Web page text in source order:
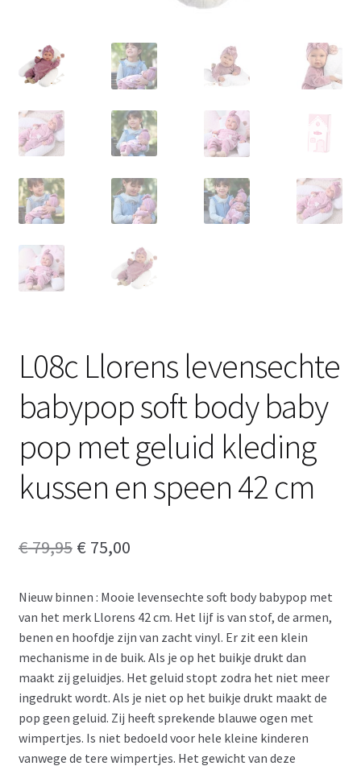
L08c Llorens levensechte
babypop soft body baby
pop met geluid kleding
kussen en speen 42 cm
€79,95 Oorspronkelijke
was:
€ 79,95.
€ 75,00Huidige
is:
€ 75,00.
Nieuw binnen : Mooie levensechte soft body babypop met
van het merk Llorens 42 cm. Het lijf is van stof, de armen,
benen en hoofdje zijn van zacht vinyl. Er zit een klein
mechanisme in de buik. Als je op het buikje drukt dan
maakt zij geluidjes. Het geluid stopt zodra het niet meer
ingedrukt wordt. Als je niet op het buikje drukt maakt de
pop geen geluid. Zij heeft sprekende blauwe ogen met
wimpertjes. Is niet bedoeld voor hele kleine kinderen
vanwege de tere wimpertjes. Het gewicht van deze